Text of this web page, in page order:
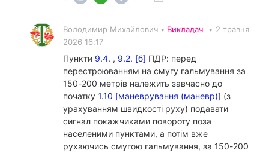
Володимир Михайлович • Викладач • 2 травня
2026 16:17
Пункти 9.4. , 9.2. [б] ПДР: перед
перестроюванням на смугу гальмування за
150-200 метрів належить завчасно до
початку 1.10 [маневрування (маневр)] (з
урахуванням швидкості руху) подавати
сигнал покажчиками повороту поза
населеними пунктами, а потім вже
рухаючись смугою гальмування, за 150-200